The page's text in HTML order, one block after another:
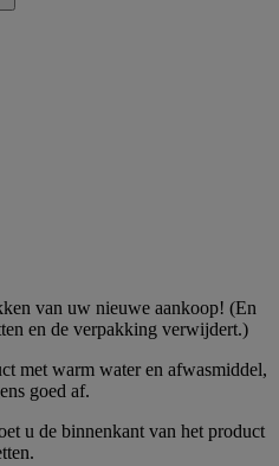
van uw nieuwe aankoop! (En
en de verpakking verwijdert.)
met warm water en afwasmiddel,
goed af.
u de binnenkant van het product